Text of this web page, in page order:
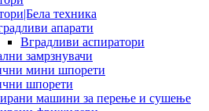
техника
апарати
Вградливи аспиратори
замрзнувачи
мини шпорети
шпорети
машини за перење и сушење